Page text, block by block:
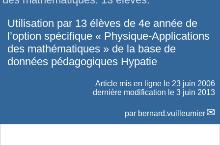
Utilisation par 13 élèves de 4e année de
l’option spécifique « Physique-Applications
des mathématiques » de la base de
données pédagogiques Hypatie
Article mis en ligne le 23 juin 2006
dernière modification le 3 juin 2013
par bernard.vuilleumier